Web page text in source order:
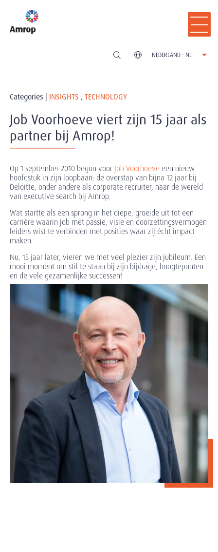
NEDERLAND - NL
Categories | INSIGHTS , TECHNOLOGY
Job Voorhoeve viert zijn 15 jaar als
partner bij Amrop!
Op 1 september 2010 begon voor Job Voorhoeve een nieuw
hoofdstuk in zijn loopbaan: de overstap van bijna 12 jaar bij
Deloitte, onder andere als corporate recruiter, naar de wereld
van executive search bij Amrop.
Wat startte als een sprong in het diepe, groeide uit tot een
carrière waarin Job met passie, visie en doorzettingsvermogen
leiders wist te verbinden met posities waar zij écht impact
maken.
Nu, 15 jaar later, vieren we met veel plezier zijn jubileum. Een
mooi moment om stil te staan bij zijn bijdrage, hoogtepunten
en de vele gezamenlijke successen!